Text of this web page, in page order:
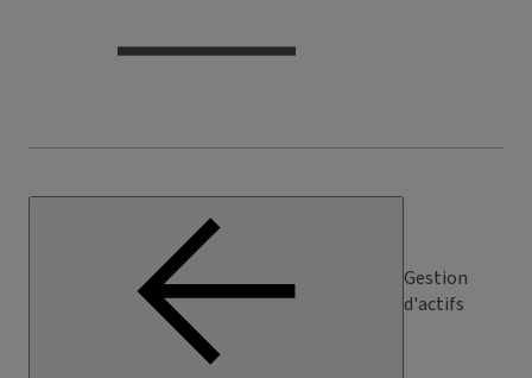
Gestion
d'actifs